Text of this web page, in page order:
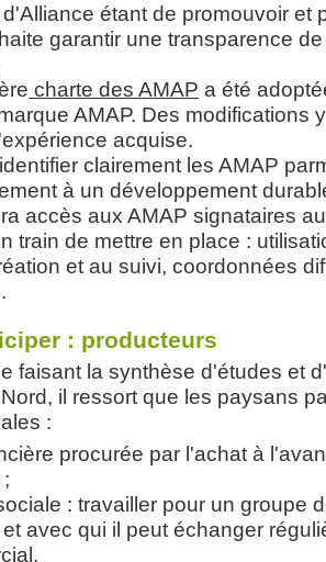
étant de promouvoir et
garantir une transparence
charte des AMAP a été
AMAP. Des modifications
acquise.
clairement les AMAP
à un développement
accès aux AMAP signataires
train de mettre en place :
et au suivi, coordonnées
: producteurs
faisant la synthèse d'études et
il ressort que les paysans
:
procurée par l'achat à
: travailler pour un groupe
avec qui il peut échanger